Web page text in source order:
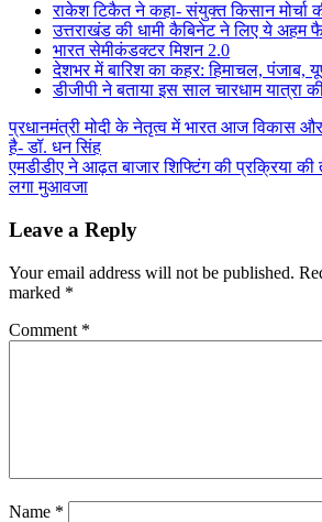
राकेश टिकैत ने कहा- संयुक्त किसान
उत्तराखंड की धामी कैबिनेट ने लिए ये
भारत सेमीकंडक्टर मिशन 2.0
देशभर में बारिश का कहर: हिमाचल, पंजाब,
डीजीपी ने बताया इस साल चारधाम
Post
navigation
प्रधानमंत्री मोदी के नेतृत्व में भारत आज विकास
है- डॉ. धन सिंह
एमडीडीए ने आढ़त बाजार शिफ्टिंग की प्रक्रिया की
लगा मुआवजा
Leave a Reply
Your email address will not be published.
marked *
Comment *
Name *